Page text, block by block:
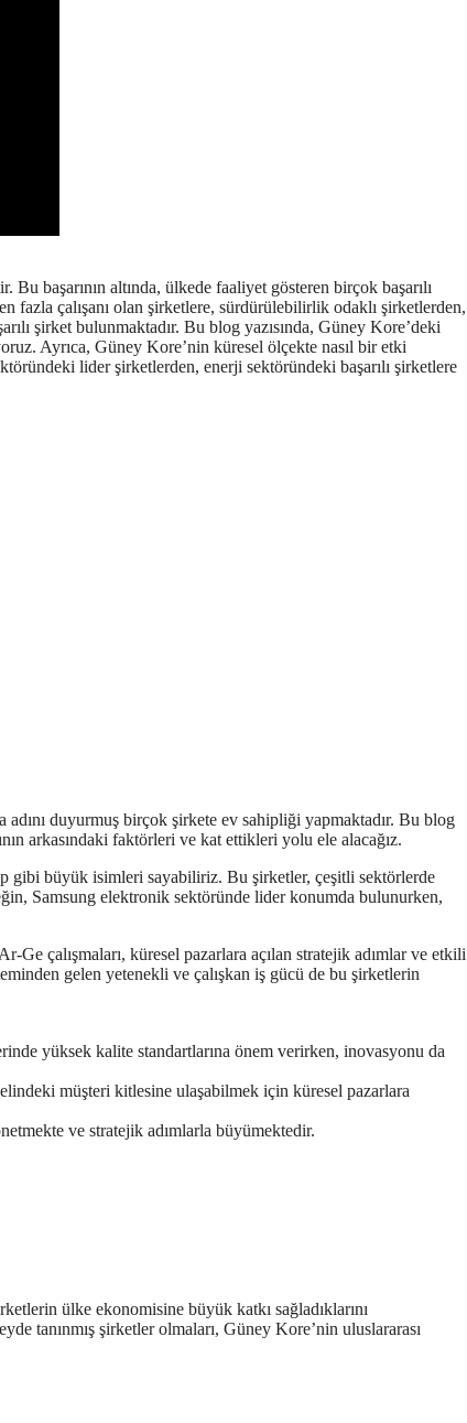
başarının altında, ülkede faaliyet gösteren birçok başarılı
çalışanı olan şirketlere, sürdürülebilirlik odaklı şirketlerden,
şirket bulunmaktadır. Bu blog yazısında, Güney Kore’deki
Ayrıca, Güney Kore’nin küresel ölçekte nasıl bir etki
lider şirketlerden, enerji sektöründeki başarılı şirketlere
duyurmuş birçok şirkete ev sahipliği yapmaktadır. Bu blog
arkasındaki faktörleri ve kat ettikleri yolu ele alacağız.
gibi büyük isimleri sayabiliriz. Bu şirketler, çeşitli sektörlerde
Samsung elektronik sektöründe lider konumda bulunurken,
Ge çalışmaları, küresel pazarlara açılan stratejik adımlar ve etkili
gelen yetenekli ve çalışkan iş gücü de bu şirketlerin
yüksek kalite standartlarına önem verirken, inovasyonu da
müşteri kitlesine ulaşabilmek için küresel pazarlara
ve stratejik adımlarla büyümektedir.
ülke ekonomisine büyük katkı sağladıklarını
tanınmış şirketler olmaları, Güney Kore’nin uluslararası